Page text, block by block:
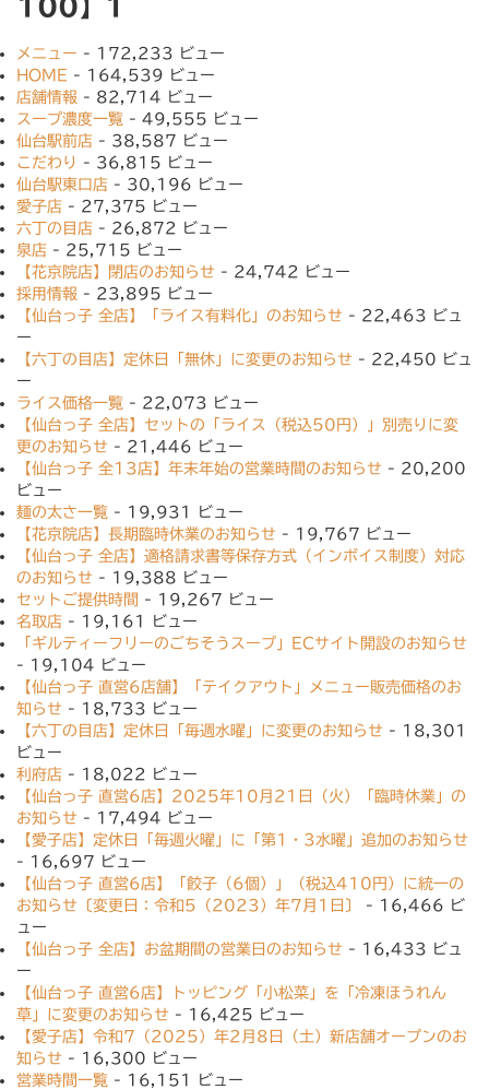
100】1
メニュー - 172,233 ビュー
HOME - 164,539 ビュー
店舗情報 - 82,714 ビュー
スープ濃度一覧 - 49,555 ビュー
仙台駅前店 - 38,587 ビュー
こだわり
- 36,815 ビュー
仙台駅東口店 - 30,196 ビュー
愛子店 - 27,375 ビュー
六丁の目店 - 26,872 ビュー
泉店 - 25,715 ビュー
【花京院店】閉店のお知らせ - 24,742 ビュー
採用情報 - 23,895 ビュー
【仙台っ子 全店】「ライス有料化」のお知らせ - 22,463 ビュ
ー
【六丁の目店】定休日「無休」に変更のお知らせ - 22,450 ビュ
ー
ライス価格一覧 - 22,073 ビュー
【仙台っ子 全店】セットの「ライス（税込50円）」別売りに変
更のお知らせ - 21,446 ビュー
【仙台っ子 全13店】年末年始の営業時間のお知らせ - 20,200
ビュー
麺の太さ一覧 - 19,931 ビュー
【花京院店】長期臨時休業のお知らせ - 19,767 ビュー
【仙台っ子 全店】適格請求書等保存方式（インボイス制度）対応
のお知らせ - 19,388 ビュー
セットご提供時間 - 19,267 ビュー
名取店 - 19,161 ビュー
「ギルティーフリーのごちそうスープ」ECサイト開設のお知らせ
- 19,104 ビュー
【仙台っ子 直営6店舗】「テイクアウト」メニュー販売価格のお
知らせ - 18,733 ビュー
【六丁の目店】定休日「毎週水曜」に変更のお知らせ - 18,301
ビュー
利府店 - 18,022 ビュー
【仙台っ子 直営6店】2025年10月21日（火）「臨時休業」の
お知らせ - 17,494 ビュー
【愛子店】定休日「毎週火曜」に「第1・3水曜」追加のお知らせ
- 16,697 ビュー
【仙台っ子 直営6店】「餃子（6個）」（税込410円）に統一の
お知らせ〔変更日：令和5（2023）年7月1日〕
- 16,466 ビ
ュー
【仙台っ子 全店】お盆期間の営業日のお知らせ - 16,433 ビュ
ー
【仙台っ子 直営6店】トッピング「小松菜」を「冷凍ほうれん
草」に変更のお知らせ - 16,425 ビュー
【愛子店】令和7（2025）年2月8日（土）新店舗オープンのお
知らせ - 16,300 ビュー
営業時間一覧 - 16,151 ビュー